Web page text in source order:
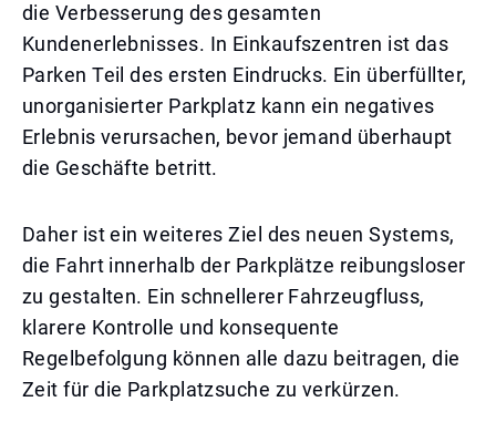
die Verbesserung des gesamten
Kundenerlebnisses. In Einkaufszentren ist das
Parken Teil des ersten Eindrucks. Ein überfüllter,
unorganisierter Parkplatz kann ein negatives
Erlebnis verursachen, bevor jemand überhaupt
die Geschäfte betritt.
Daher ist ein weiteres Ziel des neuen Systems,
die Fahrt innerhalb der Parkplätze reibungsloser
zu gestalten. Ein schnellerer Fahrzeugfluss,
klarere Kontrolle und konsequente
Regelbefolgung können alle dazu beitragen, die
Zeit für die Parkplatzsuche zu verkürzen.